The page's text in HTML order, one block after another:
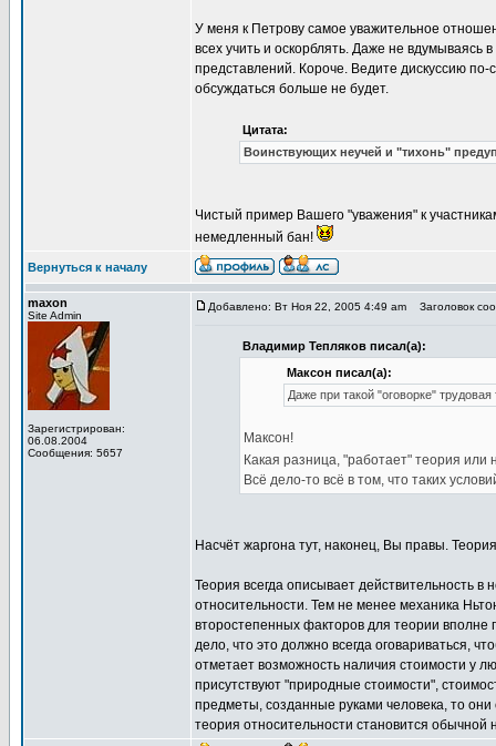
У меня к Петрову самое уважительное
всех учить и оскорблять. Даже не вдумываясь
представлений. Короче. Ведите дискуссию
обсуждаться больше не будет.
Цитата:
Воинствующих неучей и "тихонь"
Чистый пример Вашего "уважения" к
немедленный бан!
Вернуться к началу
maxon
Site Admin
Зарегистрирован:
06.08.2004
Сообщения: 5657
Добавлено: Вт Ноя 22, 2005 4:49 am Заголовок
Владимир Тепляков писал(а):
Максон писал(а):
Даже при такой "оговорке"
Максон!
Какая разница, "работает" теория или
Всё дело-то всё в том, что таких
Насчёт жаргона тут, наконец, Вы правы.
Теория всегда описывает действительность
относительности. Тем не менее механика
второстепенных факторов для теории
дело, что это должно всегда оговариваться,
отметает возможность наличия стоимости у
присутствуют "природные стоимости",
предметы, созданные руками человека, то
теория относительности становится обычной